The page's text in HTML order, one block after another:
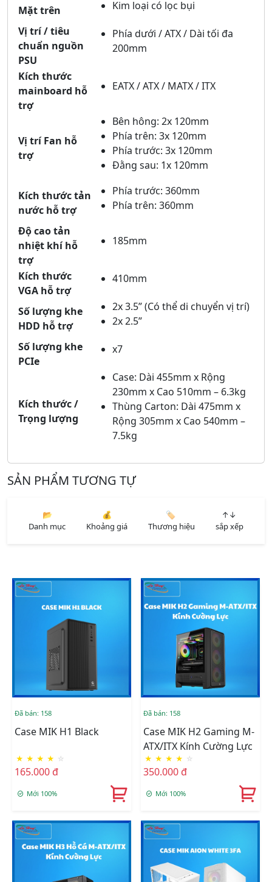
Mặt trên
Kim loại có lọc bụi
Vị trí / tiêu
chuẩn nguồn
PSU
Phía dưới / ATX / Dài tối đa
200mm
Kích thước
mainboard hỗ
trợ
EATX / ATX / MATX / ITX
Vị trí Fan hỗ
trợ
Bên hông: 2x 120mm
Phía trên: 3x 120mm
Phía trước: 3x 120mm
Đằng sau: 1x 120mm
Kích thước tản
nước hỗ trợ
Phía trước: 360mm
Phía trên: 360mm
Độ cao tản
nhiệt khí hỗ
trợ
185mm
Kích thước
VGA hỗ trợ
410mm
Số lượng khe
HDD hỗ trợ
2x 3.5” (Có thể di chuyển vị trí)
2x 2.5”
Số lượng khe
PCIe
x7
Kích thước /
Trọng lượng
Case: Dài 455mm x Rộng
230mm x Cao 510mm – 6.3kg
Thùng Carton: Dài 475mm x
Rộng 305mm x Cao 540mm –
7.5kg
SẢN PHẨM TƯƠNG TỰ
📂
Danh mục
💰
Khoảng giá
🏷️
Thương hiệu
↑↓
sắp xếp
Đã bán: 158
Case MIK H1 Black
★ ★ ★ ★ ☆
165.000 đ
Mới 100%
Đã bán: 158
Case MIK H2 Gaming M-
ATX/ITX Kính Cường Lực
★ ★ ★ ★ ☆
350.000 đ
Mới 100%